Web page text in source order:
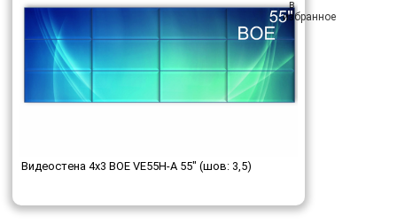
Видеостена 4x3 BOE VE55H-A 55" (шов: 3,5)